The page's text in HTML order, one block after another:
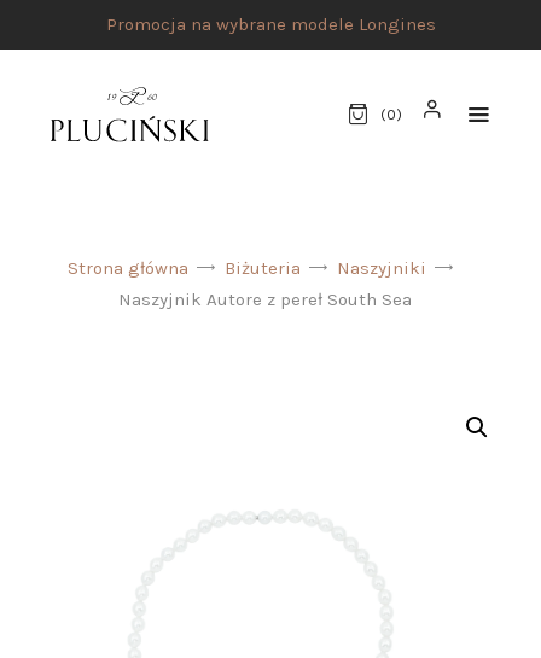
Promocja na wybrane modele Longines
(0)
UMÓW SPOTKANIE
AKCESORIA
O NAS
SERWIS
Strona główna Biżuteria
Naszyjniki
Naszyjnik Autore z pereł South Sea